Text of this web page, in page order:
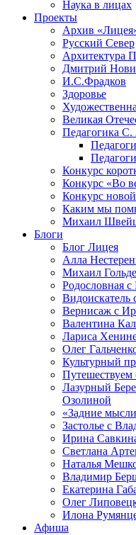
Наука в лицах
Проекты
Архив
Русский Север
Архитектура
Дмитрий
И.С.Фрадков
Здоровье
Великая
Педагогика С.
Конкурс
Конкурс «Во
Конкурс
Каким мы
Михаил
Блоги
Блог Лицея
Алла
Михаил
Родословная
Вернисаж с
Валентина
Лариса
Олег
Культурный
Лазурный
Озолиной
«Задние
Застолье с
Ирина
Светлана
Наталья
Владимир
Екатерина
Олег
Илона
Афиша